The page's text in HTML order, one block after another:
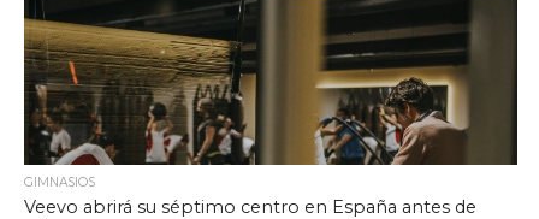
GIMNASIOS
Veevo abrirá su séptimo centro en España antes de